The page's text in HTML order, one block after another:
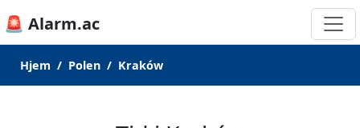
🚨 Alarm.ac
Hjem Polen Kraków